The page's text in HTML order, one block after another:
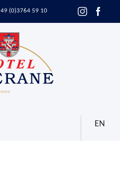
49 (0)3764 59 10
EN